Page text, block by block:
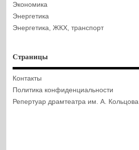
Экономика
Энергетика
Энергетика, ЖКХ, транспорт
Страницы
Контакты
Политика конфиденциальности
Репертуар драмтеатра им. А. Кольцова